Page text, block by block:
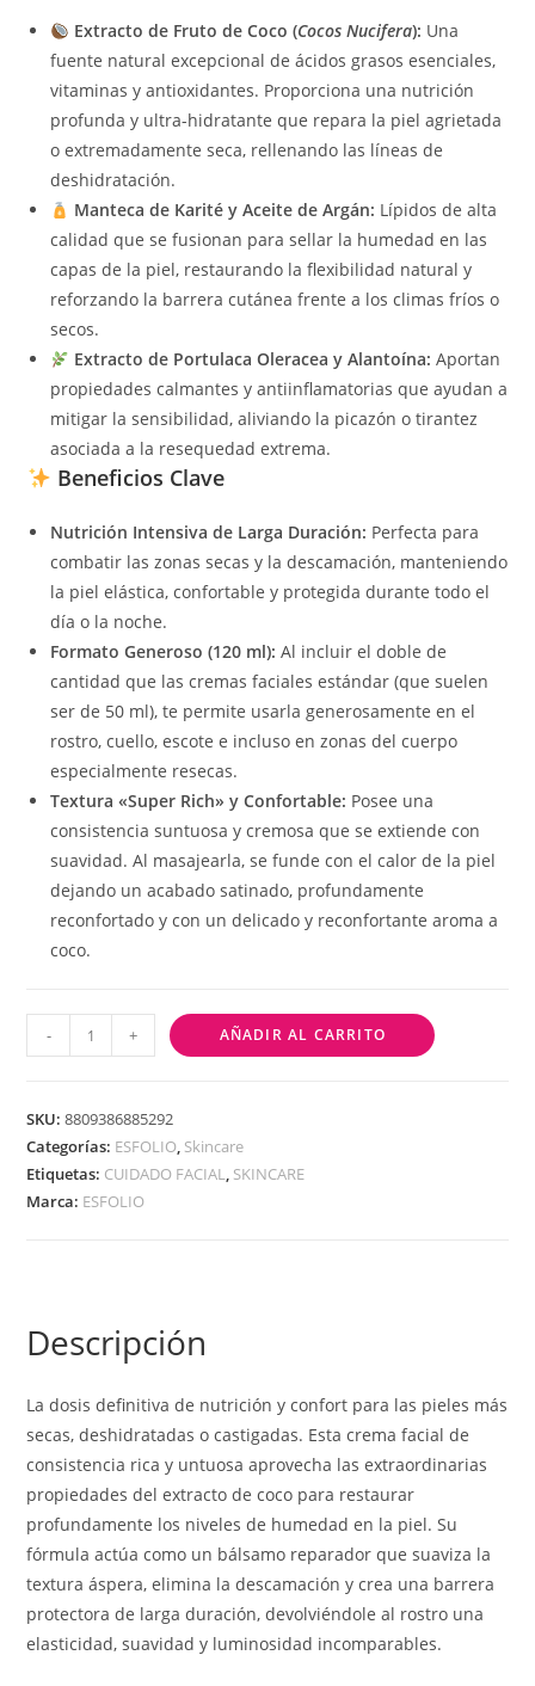
Extracto de Fruto de Coco (Cocos Nucifera): Una
fuente natural excepcional de ácidos grasos esenciales,
vitaminas y antioxidantes. Proporciona una nutrición
profunda y ultra-hidratante que repara la piel agrietada
o extremadamente seca, rellenando las líneas de
deshidratación.
Manteca de Karité y Aceite de Argán: Lípidos de alta
calidad que se fusionan para sellar la humedad en las
capas de la piel, restaurando la flexibilidad natural y
reforzando la barrera cutánea frente a los climas fríos o
secos.
Extracto de Portulaca Oleracea y Alantoína: Aportan
propiedades calmantes y antiinflamatorias que ayudan a
mitigar la sensibilidad, aliviando la picazón o tirantez
asociada a la resequedad extrema.
Beneficios Clave
Nutrición Intensiva de Larga Duración: Perfecta para
combatir las zonas secas y la descamación, manteniendo
la piel elástica, confortable y protegida durante todo el
día o la noche.
Formato Generoso (120 ml): Al incluir el doble de
cantidad que las cremas faciales estándar (que suelen
ser de 50 ml), te permite usarla generosamente en el
rostro, cuello, escote e incluso en zonas del cuerpo
especialmente resecas.
Textura «Super Rich» y Confortable: Posee una
consistencia suntuosa y cremosa que se extiende con
suavidad. Al masajearla, se funde con el calor de la piel
dejando un acabado satinado, profundamente
reconfortado y con un delicado y reconfortante aroma a
coco.
- + AÑADIR AL CARRITO
SKU:8809386885292
Categorías: ESFOLIO, Skincare
Etiquetas: CUIDADO FACIAL, SKINCARE
Marca: ESFOLIO
Descripción
La dosis definitiva de nutrición y confort para las pieles más
secas, deshidratadas o castigadas. Esta crema facial de
consistencia rica y untuosa aprovecha las extraordinarias
propiedades del extracto de coco para restaurar
profundamente los niveles de humedad en la piel. Su
fórmula actúa como un bálsamo reparador que suaviza la
textura áspera, elimina la descamación y crea una barrera
protectora de larga duración, devolviéndole al rostro una
elasticidad, suavidad y luminosidad incomparables.